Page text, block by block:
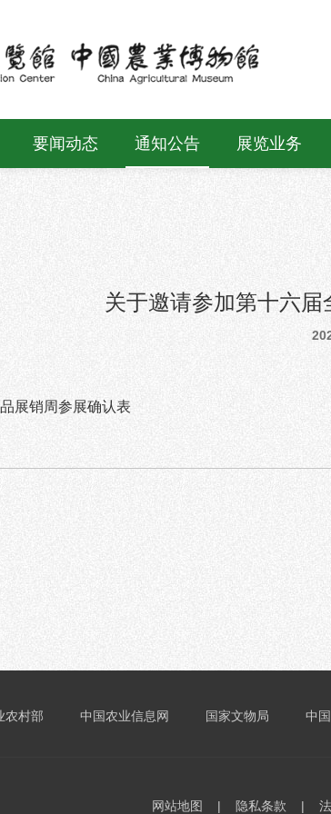
要闻动态 通知公告 展览业务
关于邀请参加第十六
展销周参展确认表
农村部 中国农业信息网 国家文物局 中
网站地图 | 隐私条款 |